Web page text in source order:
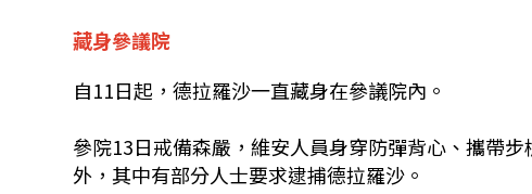
藏身參議院
自11日起，德拉羅沙一直藏身在參議院內。
參院13日戒備森嚴，維安人員身穿防彈背心、攜帶
外，其中有部分人士要求逮捕德拉羅沙。